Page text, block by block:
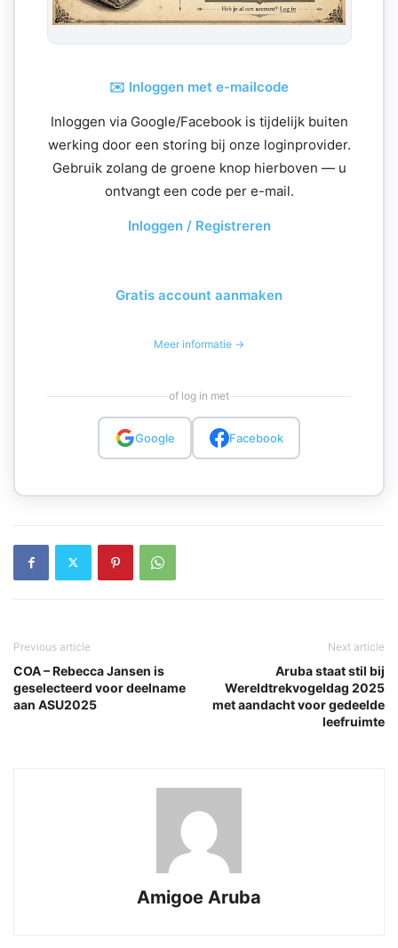
✉️ Inloggen met e-mailcode
Inloggen via Google/Facebook is tijdelijk buiten
werking door een storing bij onze loginprovider.
Gebruik zolang de groene knop hierboven — u
ontvangt een code per e-mail.
Inloggen / Registreren
Gratis account aanmaken
Meer informatie →
of log in met
Google Facebook
Previous article
COA – Rebecca Jansen is
geselecteerd voor deelname
aan ASU2025
Next article
Aruba staat stil bij
Wereldtrekvogeldag 2025
met aandacht voor gedeelde
leefruimte
Amigoe Aruba